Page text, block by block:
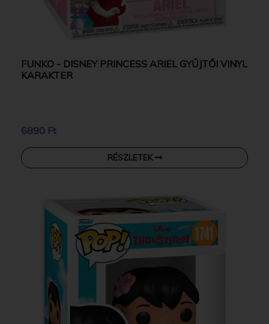
FUNKO - DISNEY PRINCESS ARIEL GYŰJTŐI VINYL
KARAKTER
6890 Ft
RÉSZLETEK